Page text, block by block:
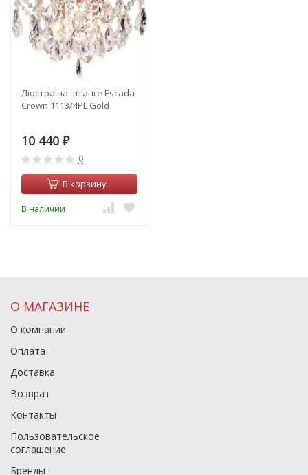
Люстра на штанге Escada
Crown 1113/4PL Gold
10 440 ₽
0
В корзину
В наличии
О МАГАЗИНЕ
О компании
Оплата
Доставка
Возврат
Контакты
Пользовательское
соглашение
Бренды